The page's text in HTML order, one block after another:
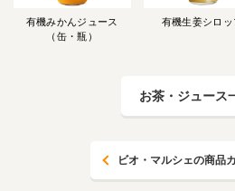
有機みかんジュース
（缶・瓶）
有機生姜シロッ
お茶・ジュース
ビオ・マルシェの商品